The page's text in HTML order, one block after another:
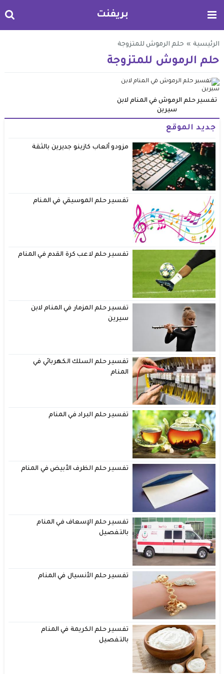
بريفنت
الرئيسية » حلم الرموش للمتزوجة
حلم الرموش للمتزوجة
تفسير حلم الرموش في المنام لابن
سيرين
جديد الموقع
مزودو ألعاب كازينو جديرين بالثقة
تفسير حلم الموسيقي في المنام
تفسير حلم لاعب كرة القدم في المنام
تفسير حلم المزمار في المنام لابن
سيرين
تفسير حلم السلك الكهربائي في
المنام
تفسير حلم البراد في المنام
تفسير حلم الظرف الأبيض في المنام
تفسير حلم الإسعاف في المنام
بالتفصيل
تفسير حلم الأنسيال في المنام
تفسير حلم الكريمة في المنام
بالتفصيل